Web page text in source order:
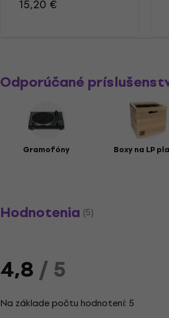
15,20 €
Odporúčané
Gramofóny Boxy na LP
Hodnotenia (5)
4,8/ 5
Na základe počtu hodnotení: 5